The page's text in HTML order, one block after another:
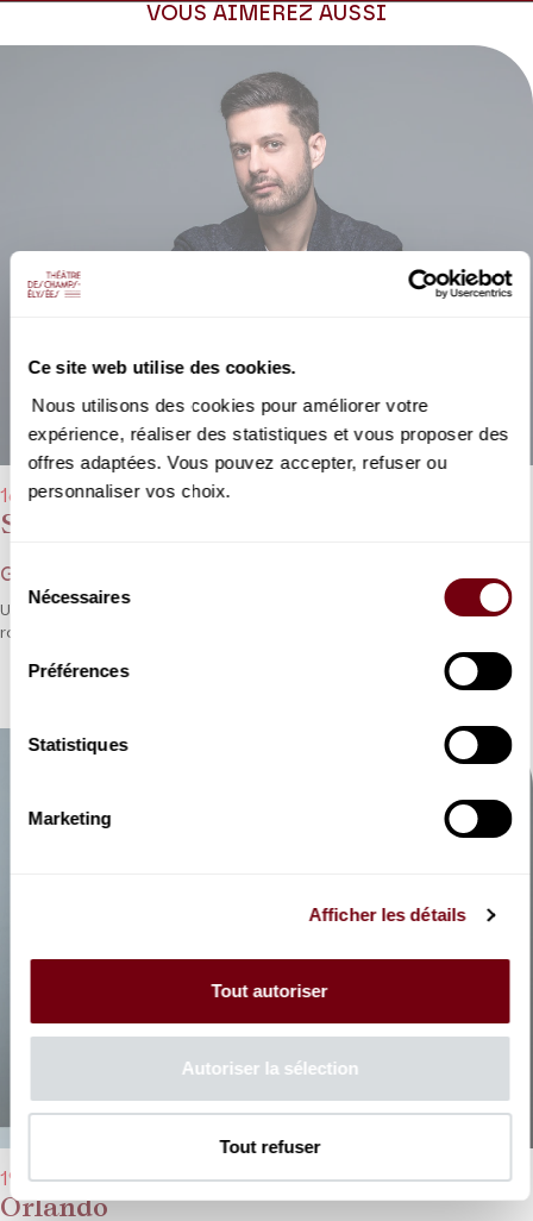
Ce site web utilise des cookies.
Nous utilisons des cookies pour améliorer votre
expérience, réaliser des statistiques et vous proposer des
offres adaptées. Vous pouvez accepter, refuser ou
personnaliser vos choix.
Sélection
du
consentement
Nécessaires
Préférences
Statistiques
Marketing
Afficher les détails
Tout autoriser
Autoriser la sélection
Tout refuser
Production Théâtre des Champs-Élysées
VOUS AIMEREZ AUSSI
Stabat Mater
16/06/2026 - 20h00
Giovanni Battista Pergolesi
Un « tube » et une légende du baroque italien honoré par un duo
rompu à ce répertoire exigeant.
Orlando
19/03/2026 - 19h30